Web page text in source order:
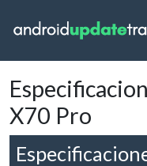
X70 Pro